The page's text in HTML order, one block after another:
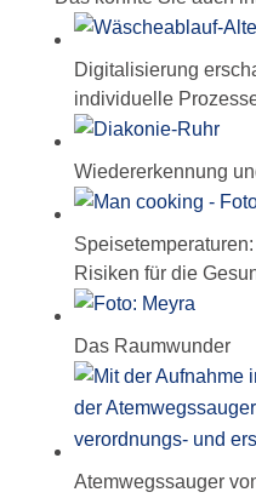
Digitalisierung
individuelle
Wiedererkennung
Risiken für die
Das Raumwunder
Atemwegssauger